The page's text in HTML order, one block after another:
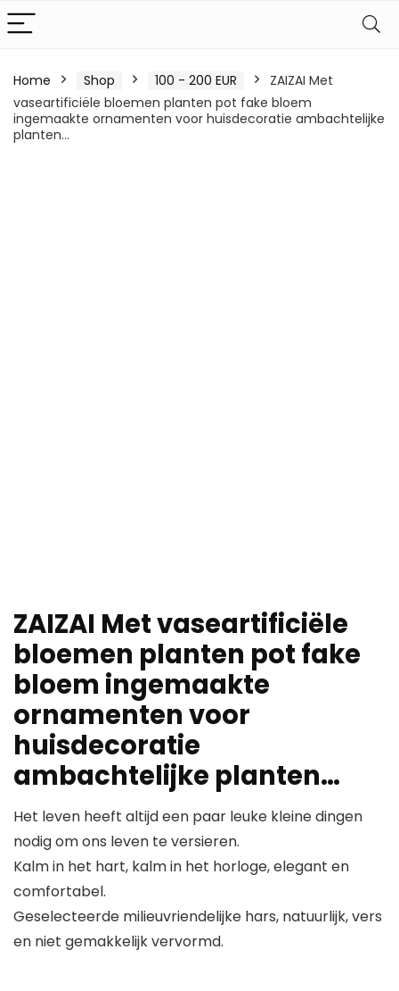
Home Shop 100 - 200 EUR
ZAIZAI Met
vaseartificiële bloemen planten pot fake bloem
ingemaakte ornamenten voor huisdecoratie ambachtelijke
planten…
ZAIZAI Met vaseartificiële
bloemen planten pot fake
bloem ingemaakte
ornamenten voor
huisdecoratie
ambachtelijke planten…
Het leven heeft altijd een paar leuke kleine dingen
nodig om ons leven te versieren.
Kalm in het hart, kalm in het horloge, elegant en
comfortabel.
Geselecteerde milieuvriendelijke hars, natuurlijk, vers
en niet gemakkelijk vervormd.